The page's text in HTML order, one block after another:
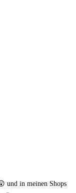
und in meinen Shops